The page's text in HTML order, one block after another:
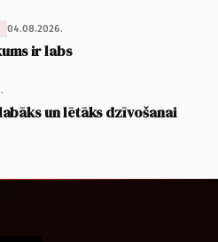
04.08.2026.
ir labs
un lētāks dzīvošanai